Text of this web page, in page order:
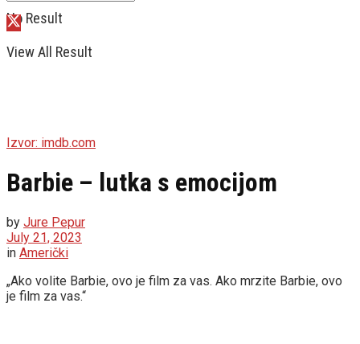
No Result
View All Result
Izvor: imdb.com
Barbie – lutka s emocijom
by Jure Pepur
July 21, 2023
in Američki
„Ako volite Barbie, ovo je film za vas. Ako mrzite Barbie, ovo
je film za vas.“